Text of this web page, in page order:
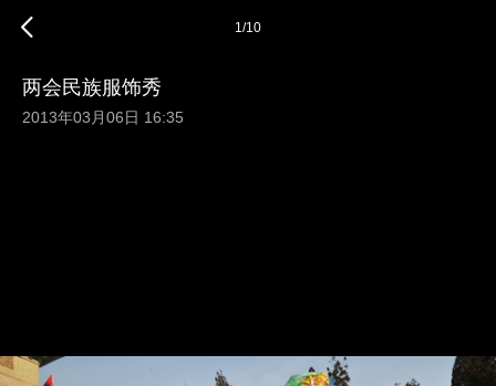
1/10
两会民族服饰秀
2013年03月06日 16:35